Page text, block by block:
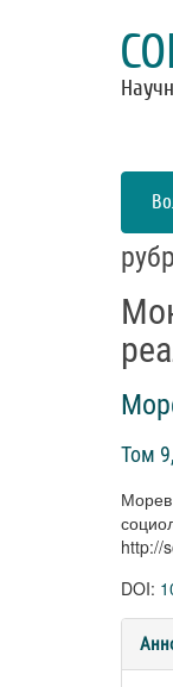
Том
http://
DOI: